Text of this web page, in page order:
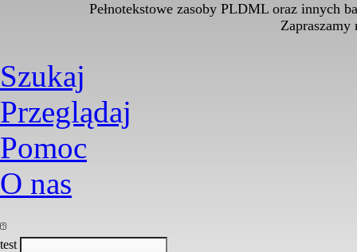
Pełnotekstowe zasoby PLDML oraz innych
Zapraszamy
Szukaj
Przeglądaj
Pomoc
O nas
test